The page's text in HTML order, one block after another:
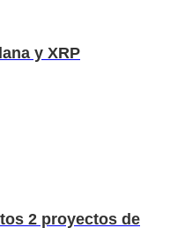
y XRP
2 proyectos de